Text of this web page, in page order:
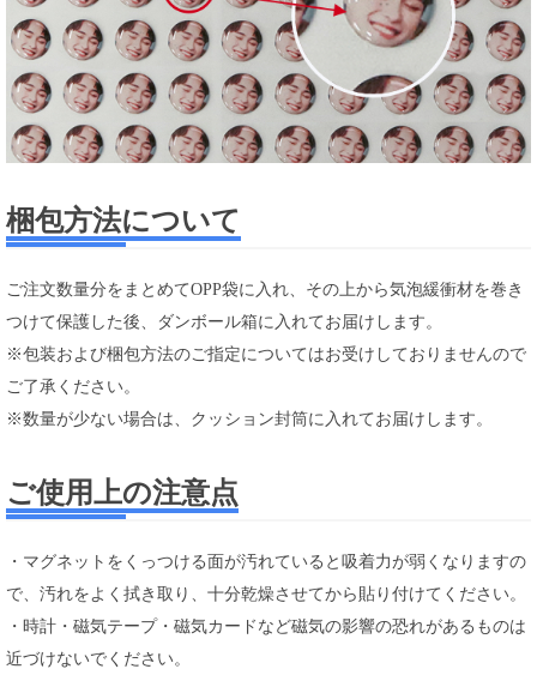
梱包方法について
ご注文数量分をまとめてOPP袋に入れ、その上から気泡緩衝材を巻き
つけて保護した後、ダンボール箱に入れてお届けします。
※包装および梱包方法のご指定についてはお受けしておりませんので
ご了承ください。
※数量が少ない場合は、クッション封筒に入れてお届けします。
ご使用上の注意点
・マグネットをくっつける面が汚れていると吸着力が弱くなりますの
で、汚れをよく拭き取り、十分乾燥させてから貼り付けてください。
・時計・磁気テープ・磁気カードなど磁気の影響の恐れがあるものは
近づけないでください。